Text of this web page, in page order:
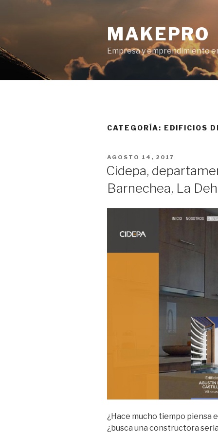
MAKEPRO
Empresa y emprendimiento
CATEGORÍA: EDIFICIOS
POSTED
ON
AGOSTO 14, 2017
Cidepa,
Barnechea, La
¿Hace mucho tiempo piensa
¿busca una constructora